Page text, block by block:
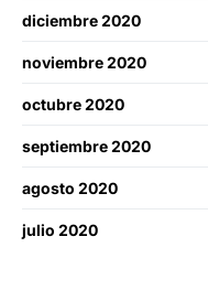
diciembre 2020
noviembre 2020
octubre 2020
septiembre 2020
agosto 2020
julio 2020